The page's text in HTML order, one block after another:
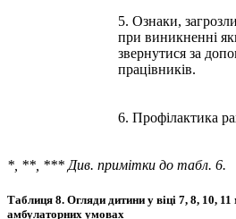
5. Ознаки,
при виникненні
звернутися за
працівників.
6. Профілактика
*, **, *** Див. примітки до табл. 6.
Таблиця 8. Огляди дитини у віці 7, 8, 10,
амбулаторних умовах